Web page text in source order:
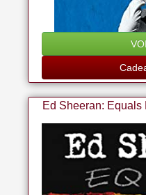
Ed Sheeran: